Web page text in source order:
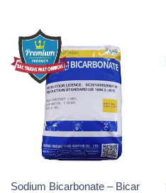
Sodium Bicarbonate – Bicar